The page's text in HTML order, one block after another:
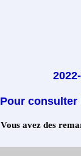
Pour consulter
Vous avez des